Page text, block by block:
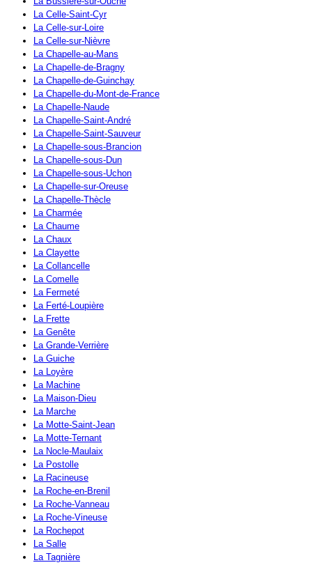
La Celle-Saint-Cyr
La Celle-sur-Loire
La Celle-sur-Nièvre
La Chapelle-au-Mans
La Chapelle-de-Bragny
La Chapelle-de-Guinchay
La Chapelle-du-Mont-de-France
La Chapelle-Naude
La Chapelle-Saint-André
La Chapelle-Saint-Sauveur
La Chapelle-sous-Brancion
La Chapelle-sous-Dun
La Chapelle-sous-Uchon
La Chapelle-sur-Oreuse
La Chapelle-Thècle
La Charmée
La Chaume
La Chaux
La Clayette
La Collancelle
La Comelle
La Fermeté
La Ferté-Loupière
La Frette
La Genête
La Grande-Verrière
La Guiche
La Loyère
La Machine
La Maison-Dieu
La Marche
La Motte-Saint-Jean
La Motte-Ternant
La Nocle-Maulaix
La Postolle
La Racineuse
La Roche-en-Brenil
La Roche-Vanneau
La Roche-Vineuse
La Rochepot
La Salle
La Tagnière